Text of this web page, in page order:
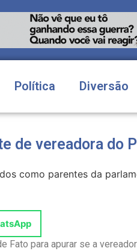
Política Diversão
de vereadora do
como parentes da
Fato para apurar se a